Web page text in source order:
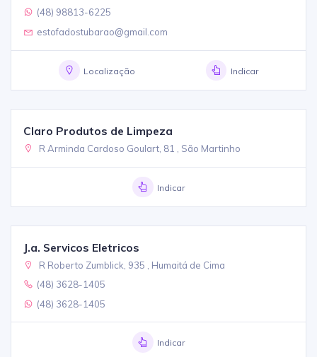
(48) 98813-6225
estofadostubarao@gmail.com
Localização Indicar
Claro Produtos de Limpeza
R Arminda Cardoso Goulart, 81 , São Martinho
Indicar
J.a. Servicos Eletricos
R Roberto Zumblick, 935 , Humaitá de Cima
(48) 3628-1405
(48) 3628-1405
Indicar